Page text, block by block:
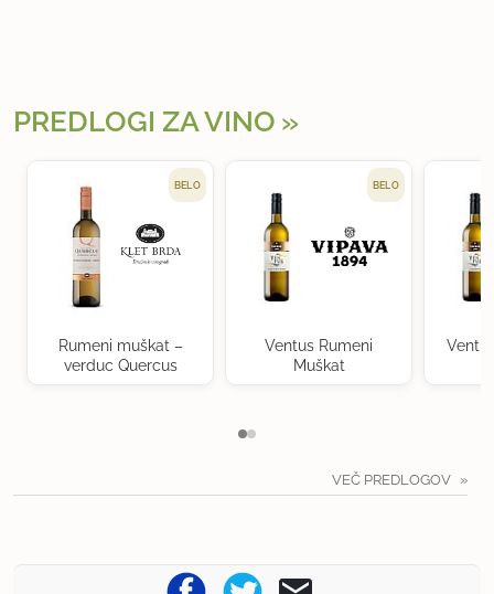
PREDLOGI ZA VINO
BELO
Rumeni muškat –
verduc Quercus
BELO
Ventus Rumeni
Muškat
VEČ PREDLOGOV